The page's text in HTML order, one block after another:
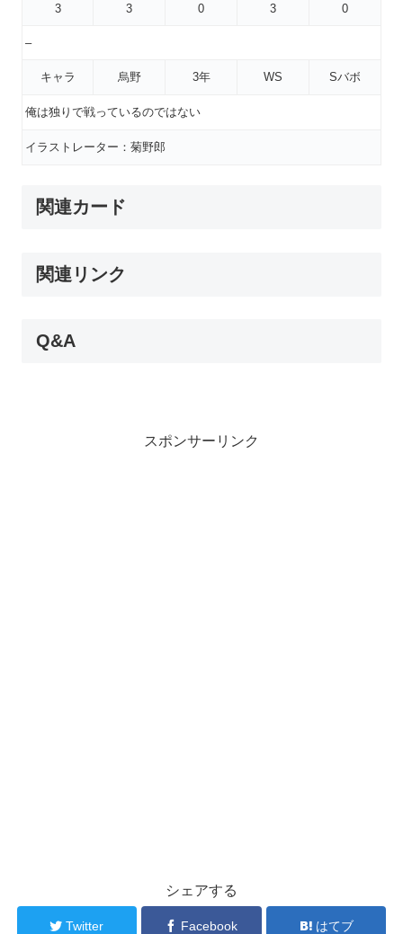
3 3 0 3 0
–
キャラ 烏野 3年 WS Sバボ
俺は独りで戦っているのではない
イラストレーター：菊野郎
関連カード
関連リンク
Q&A
スポンサーリンク
シェアする
Twitter Facebook はてブ